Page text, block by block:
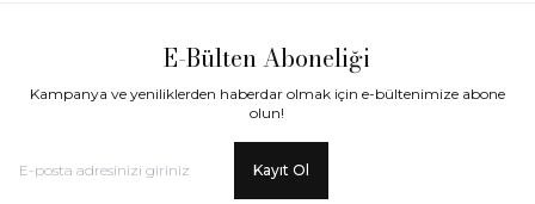
E-Bülten Aboneliği
Kampanya ve yeniliklerden haberdar olmak için e-bültenimize abone
olun!
Kayıt Ol